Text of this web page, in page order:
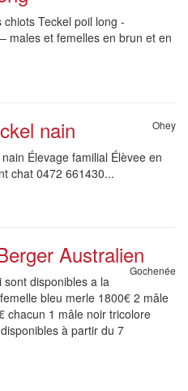
chiots Teckel poil long -
males et femelles en brun et en
nain Ohey
Élevage familial Élèvee en
chat 0472 661430...
Australien
Gochenée
sont disponibles a la
bleu merle 1800€ 2 mâle
chacun 1 mâle noir tricolore
à partir du 7